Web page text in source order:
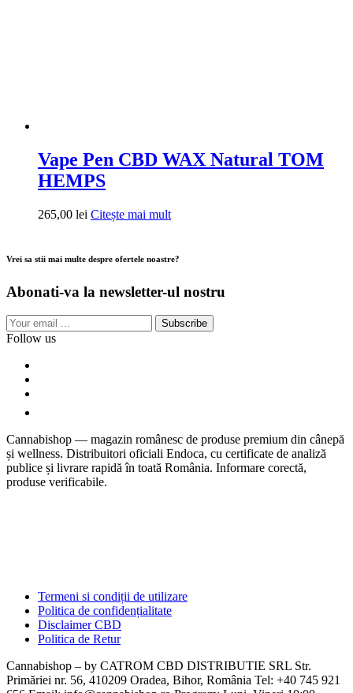
Vape Pen CBD WAX Natural TOM
HEMPS
265,00 lei Citește mai mult
Vrei sa stii mai multe despre ofertele noastre?
Abonati-va la newsletter-ul nostru
Subscribe
Follow us
Cannabishop — magazin românesc de produse premium din cânepă
și wellness. Distribuitori oficiali Endoca, cu certificate de analiză
publice și livrare rapidă în toată România. Informare corectă,
produse verificabile.
Termeni si condiții de utilizare
Politica de confidențialitate
Disclaimer CBD
Politica de Retur
Cannabishop – by CATROM CBD DISTRIBUTIE SRL Str.
Primăriei nr. 56, 410209 Oradea, Bihor, România Tel: +40 745 921